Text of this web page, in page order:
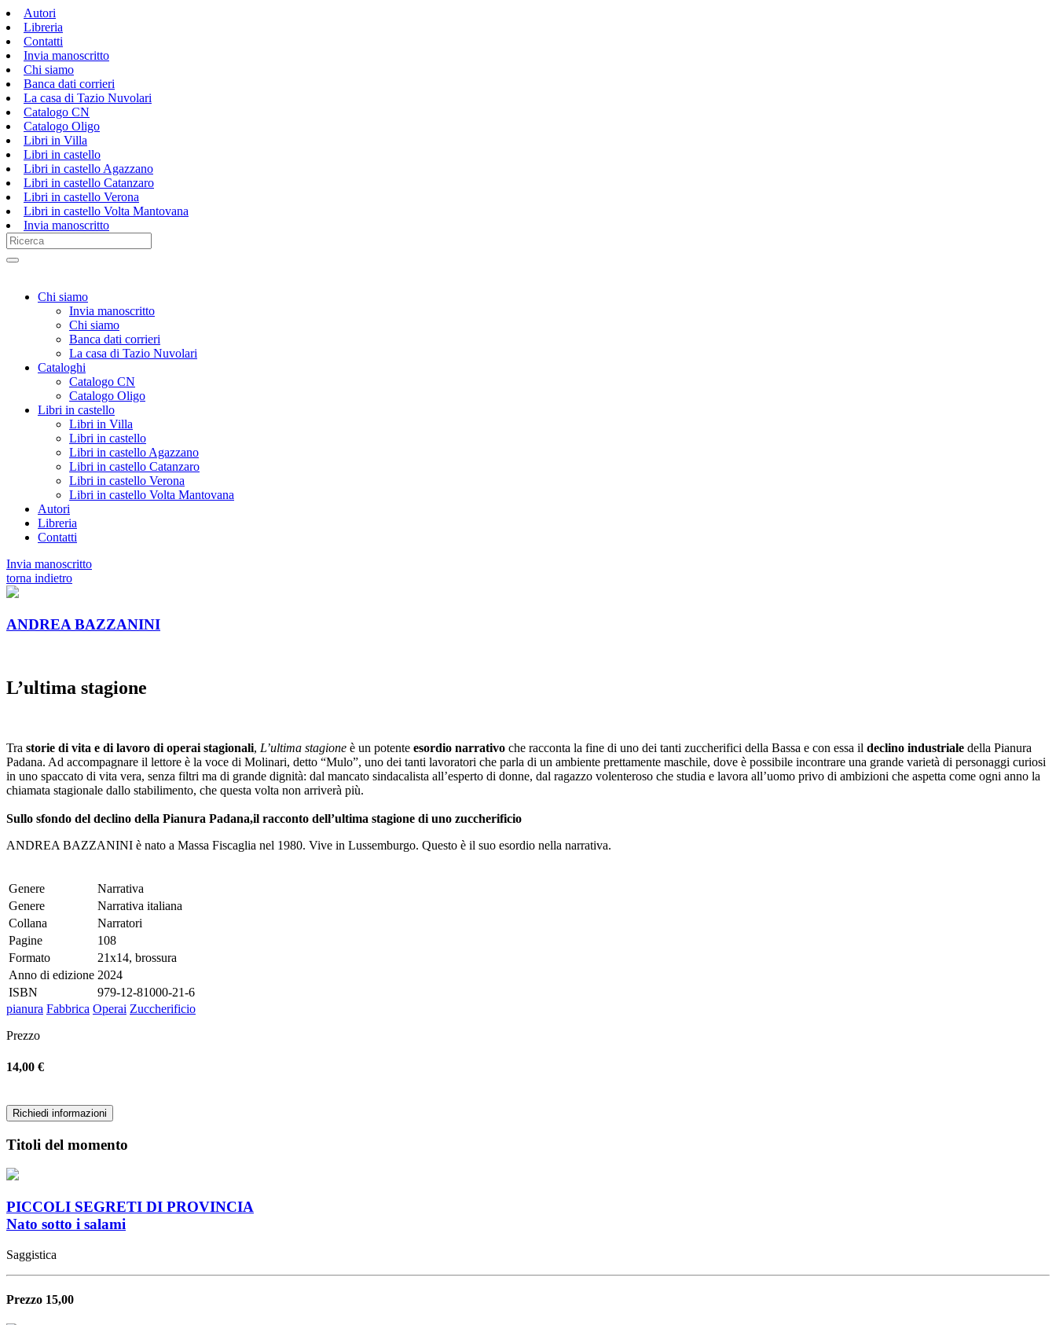
Autori
Libreria
Contatti
Invia manoscritto
Chi siamo
Banca dati corrieri
La casa di Tazio Nuvolari
Catalogo CN
Catalogo Oligo
Libri in Villa
Libri in castello
Libri in castello Agazzano
Libri in castello Catanzaro
Libri in castello Verona
Libri in castello Volta Mantovana
Invia manoscritto
Chi siamo
Invia manoscritto
Chi siamo
Banca dati corrieri
La casa di Tazio Nuvolari
Cataloghi
Catalogo CN
Catalogo Oligo
Libri in castello
Libri in Villa
Libri in castello
Libri in castello Agazzano
Libri in castello Catanzaro
Libri in castello Verona
Libri in castello Volta Mantovana
Autori
Libreria
Contatti
Invia manoscritto
torna indietro
ANDREA BAZZANINI
L’ultima stagione
Tra storie di vita e di lavoro di operai stagionali, L’ultima stagione è un potente esordio narrativo che racconta la fine di uno dei tanti zuccherifici della Bassa e con essa il declino industriale della Pianura
Padana. Ad accompagnare il lettore è la voce di Molinari, detto “Mulo”, uno dei tanti lavoratori che parla di un ambiente prettamente maschile, dove è possibile incontrare una grande varietà di personaggi curiosi
in uno spaccato di vita vera, senza filtri ma di grande dignità: dal mancato sindacalista all’esperto di donne, dal ragazzo volenteroso che studia e lavora all’uomo privo di ambizioni che aspetta come ogni anno la
chiamata stagionale dallo stabilimento, che questa volta non arriverà più.
Sullo sfondo del declino della Pianura Padana,il racconto dell’ultima stagione di uno zuccherificio
ANDREA BAZZANINI è nato a Massa Fiscaglia nel 1980. Vive in Lussemburgo. Questo è il suo esordio nella narrativa.
Genere
Narrativa
Genere
Narrativa italiana
Collana
Narratori
Pagine
108
Formato
21x14, brossura
Anno di edizione 2024
ISBN
979-12-81000-21-6
pianura Fabbrica Operai Zuccherificio
Prezzo
14,00 €
Richiedi informazioni
Titoli del momento
PICCOLI SEGRETI DI PROVINCIA
Nato sotto i salami
Saggistica
Prezzo 15,00